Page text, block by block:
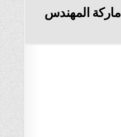
ماكينة عصر الزيوت العطريه و الزيوت الطبيه و غيره من الزيوت موديل 811 ماركة المهندس